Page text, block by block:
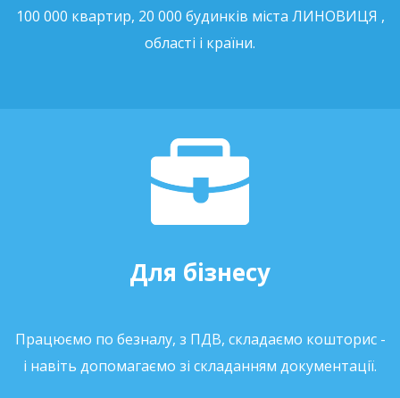
100 000 квартир, 20 000 будинків міста ЛИНОВИЦЯ ,
області і країни.
Для бізнесу
Працюємо по безналу, з ПДВ, складаємо кошторис -
і навіть допомагаємо зі складанням документації.